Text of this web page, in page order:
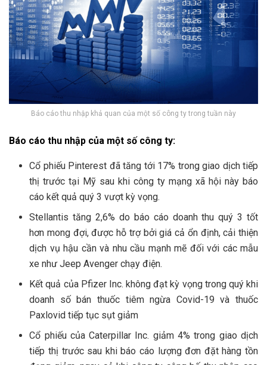
Báo cáo thu nhập khả quan của một số công ty trong tuần này
Báo cáo thu nhập của một số công ty:
Cổ phiếu Pinterest đã tăng tới 17% trong giao dịch tiếp
thị trước tại Mỹ sau khi công ty mạng xã hội này báo
cáo kết quả quý 3 vượt kỳ vọng.
Stellantis tăng 2,6% do báo cáo doanh thu quý 3 tốt
hơn mong đợi, được hỗ trợ bởi giá cả ổn định, cải thiện
dịch vụ hậu cần và nhu cầu mạnh mẽ đối với các mẫu
xe như Jeep Avenger chạy điện.
Kết quả của Pfizer Inc. không đạt kỳ vọng trong quý khi
doanh số bán thuốc tiêm ngừa Covid-19 và thuốc
Paxlovid tiếp tục sụt giảm
Cổ phiếu của Caterpillar Inc. giảm 4% trong giao dịch
tiếp thị trước sau khi báo cáo lượng đơn đặt hàng tồn